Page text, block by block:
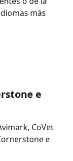
más
e
CoVet
e